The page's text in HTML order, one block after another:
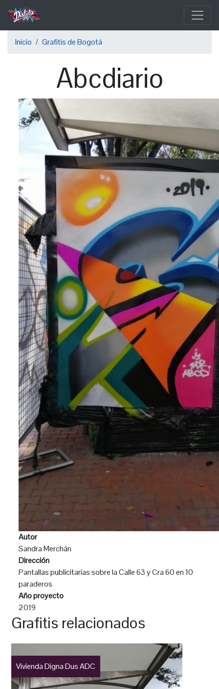
Pasar
contenido
principalSobrescribir
ayuda
navegación
Inicio Grafitis de Bogotá
Abcdiario
Autor
Sandra Merchán
Dirección
Pantallas publicitarias sobre la Calle 63 y Cra 60 en 10
paraderos
Año proyecto
2019
Grafitis relacionados
Vivienda Digna Dus ADC